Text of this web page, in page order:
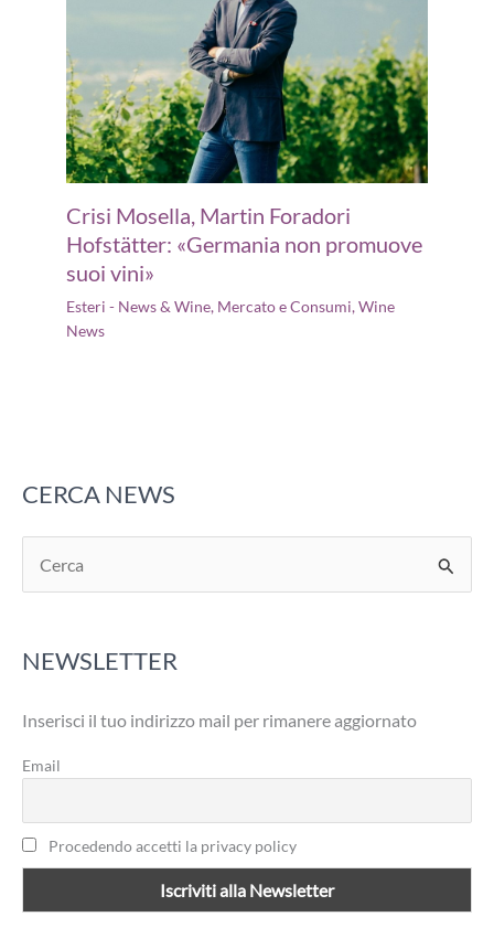
Crisi Mosella, Martin Foradori
Hofstätter: «Germania non promuove
suoi vini»
Esteri - News & Wine, Mercato e Consumi,Wine
News
CERCA NEWS
e
c
:
NEWSLETTER
Inserisci il tuo indirizzo mail per rimanere aggiornato
Email
Procedendo accetti la privacy policy